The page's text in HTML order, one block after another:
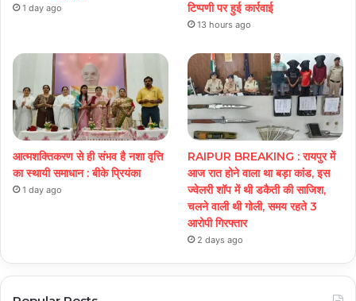
1 day ago
टिप्पणी पर हुई कार्रवाई
13 hours ago
आत्मशक्तिकरण से ही संभव है नशा वृत्ति
का स्थायी समाधान : बीके प्रियंका
1 day ago
RAIPUR BREAKING : रायपुर में
आज रात होने वाला था बड़ा कांड, इस
ज्वेलरी शॉप में थी डकैती की साजिश,
चलने वाली थी गोली, समय रहते 3
आरोपी गिरफ्तार
2 days ago